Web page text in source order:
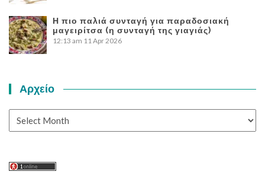
Η πιο παλιά συνταγή για παραδοσιακή
μαγειρίτσα (η συνταγή της γιαγιάς)
12:13 am 11 Apr 2026
Αρχείο